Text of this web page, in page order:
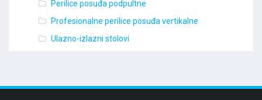
Perilice posuđa podpultne
Profesionalne perilice posuđa vertikalne
Ulazno-izlazni stolovi